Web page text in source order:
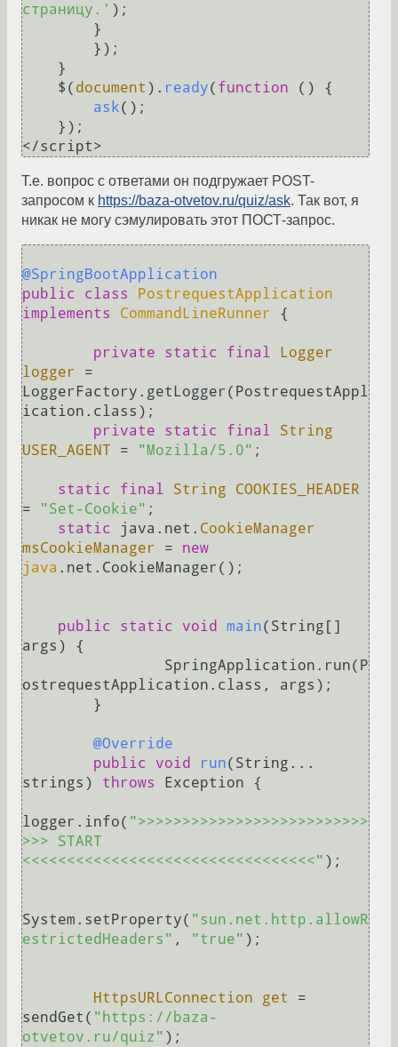
страницу.' );
    $(
document ). ready( function ( ) {
ask();
Т.е. вопрос с ответами он подгружает POST-
запросом к https://baza-otvetov.ru/quiz/ask. Так вот, я
никак не могу сэмулировать этот ПОСТ-запрос.
@SpringBootApplication
public
class
PostrequestApplication
implements
CommandLineRunner {
private static final
Logger
logger
=
LoggerFactory.getLogger(PostrequestAppl
ication.class);
private
static final
String
USER_AGENT
= "Mozilla/5.0" ;
static final String
COOKIES_HEADER
=
"Set-Cookie" ;
static
java.net. CookieManager
msCookieManager
=
new
java .net.CookieManager();
public static void main(String[]
args)
{
ostrequestApplication.class, args);
@Override
public
void run(String...
strings)
throws Exception {
logger.info( ">>>>>>>>>>>>>>>>>>>>>>>>>>
>>> START
<<<<<<<<<<<<<<<<<<<<<<<<<<<<<<<<<" );
System.setProperty( "sun.net.http.allowR
estrictedHeaders" , "true" );
HttpsURLConnection get
=
sendGet( "https://baza-
otvetov.ru/quiz" );